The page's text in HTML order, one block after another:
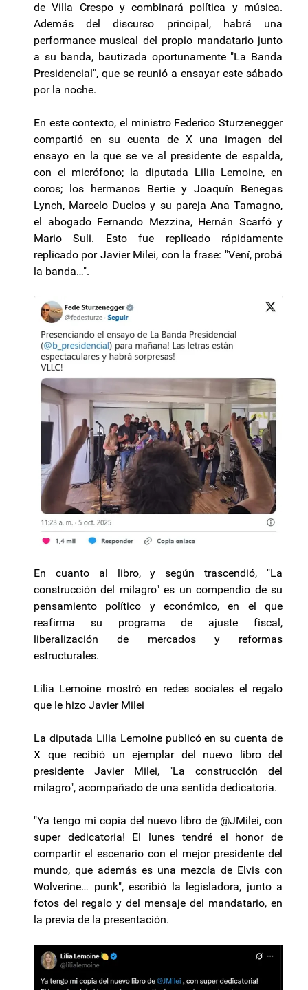
de Villa Crespo y combinará política y música.
Además del discurso principal, habrá una
performance musical del propio mandatario junto
a su banda, bautizada oportunamente "La Banda
Presidencial", que se reunió a ensayar este sábado
por la noche.
En este contexto, el ministro Federico Sturzenegger
compartió en su cuenta de X una imagen del
ensayo en la que se ve al presidente de espalda,
con el micrófono; la diputada Lilia Lemoine, en
coros; los hermanos Bertie y Joaquín Benegas
Lynch, Marcelo Duclos y su pareja Ana Tamagno,
el abogado Fernando Mezzina, Hernán Scarfó y
Mario Suli. Esto fue replicado rápidamente
replicado por Javier Milei, con la frase: "Vení, probá
la banda…".
En cuanto al libro, y según trascendió, "La
construcción del milagro" es un compendio de su
pensamiento político y económico, en el que
reafirma su programa de ajuste fiscal,
liberalización de mercados y reformas
estructurales.
Lilia Lemoine mostró en redes sociales el regalo
que le hizo Javier Milei
La diputada Lilia Lemoine publicó en su cuenta de
X que recibió un ejemplar del nuevo libro del
presidente Javier Milei, "La construcción del
milagro", acompañado de una sentida dedicatoria.
"Ya tengo mi copia del nuevo libro de @JMilei, con
super dedicatoria! El lunes tendré el honor de
compartir el escenario con el mejor presidente del
mundo, que además es una mezcla de Elvis con
Wolverine… punk", escribió la legisladora, junto a
fotos del regalo y del mensaje del mandatario, en
la previa de la presentación.